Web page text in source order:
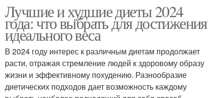
Лучшие и худшие диеты 2024
года: что выбрать для достижения
идеального веса
В 2024 году интерес к различным диетам продолжает
расти, отражая стремление людей к здоровому образу
жизни и эффективному похудению. Разнообразие
диетических подходов дает возможность каждому